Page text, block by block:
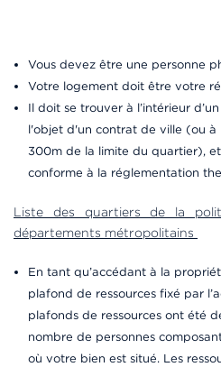
Vous devez être une personne
Votre logement doit être votre
Il doit se trouver à l’intérieur
l'objet d'un contrat de ville (ou à
300m de la limite du quartier),
conforme à la réglementation
Liste des quartiers de la
départements métropolitains
En tant qu’accédant à la
plafond de ressources fixé par
plafonds de ressources ont été
nombre de personnes
où votre bien est situé. Les